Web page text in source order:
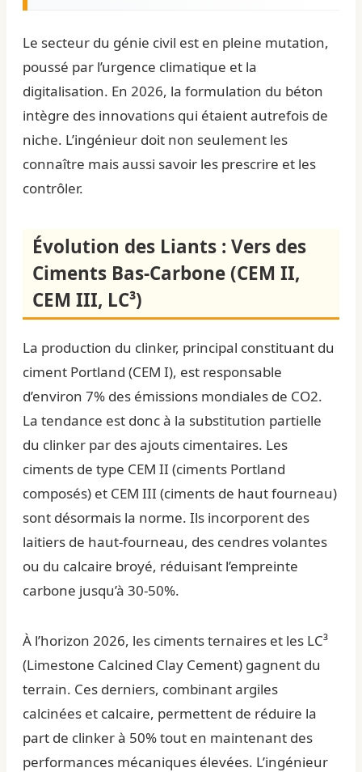
Le secteur du génie civil est en pleine mutation,
poussé par l’urgence climatique et la
digitalisation. En 2026, la formulation du béton
intègre des innovations qui étaient autrefois de
niche. L’ingénieur doit non seulement les
connaître mais aussi savoir les prescrire et les
contrôler.
Évolution des Liants : Vers des
Ciments Bas-Carbone (CEM II,
CEM III, LC³)
La production du clinker, principal constituant du
ciment Portland (CEM I), est responsable
d’environ 7% des émissions mondiales de CO2.
La tendance est donc à la substitution partielle
du clinker par des ajouts cimentaires. Les
ciments de type CEM II (ciments Portland
composés) et CEM III (ciments de haut fourneau)
sont désormais la norme. Ils incorporent des
laitiers de haut-fourneau, des cendres volantes
ou du calcaire broyé, réduisant l’empreinte
carbone jusqu’à 30-50%.
À l’horizon 2026, les ciments ternaires et les LC³
(Limestone Calcined Clay Cement) gagnent du
terrain. Ces derniers, combinant argiles
calcinées et calcaire, permettent de réduire la
part de clinker à 50% tout en maintenant des
performances mécaniques élevées. L’ingénieur